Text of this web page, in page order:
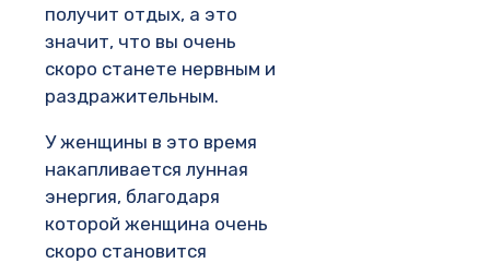
получит отдых, а это
значит, что вы очень
скоро станете нервным и
раздражительным.
У женщины в это время
накапливается лунная
энергия, благодаря
которой женщина очень
скоро становится